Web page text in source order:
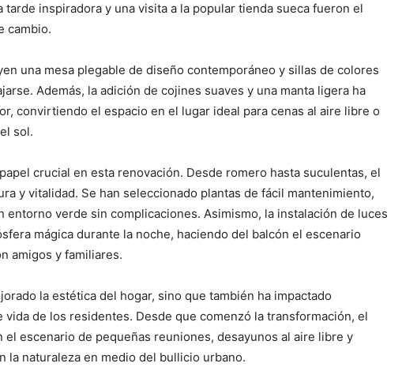
tarde inspiradora y una visita a la popular tienda sueca fueron el
cambio.
una mesa plegable de diseño contemporáneo y sillas de colores
Además, la adición de cojines suaves y una manta ligera ha
convirtiendo el espacio en el lugar ideal para cenas al aire libre o
sol.
crucial en esta renovación. Desde romero hasta suculentas, el
y vitalidad. Se han seleccionado plantas de fácil mantenimiento,
entorno verde sin complicaciones. Asimismo, la instalación de luces
mágica durante la noche, haciendo del balcón el escenario
amigos y familiares.
la estética del hogar, sino que también ha impactado
vida de los residentes. Desde que comenzó la transformación, el
el escenario de pequeñas reuniones, desayunos al aire libre y
la naturaleza en medio del bullicio urbano.